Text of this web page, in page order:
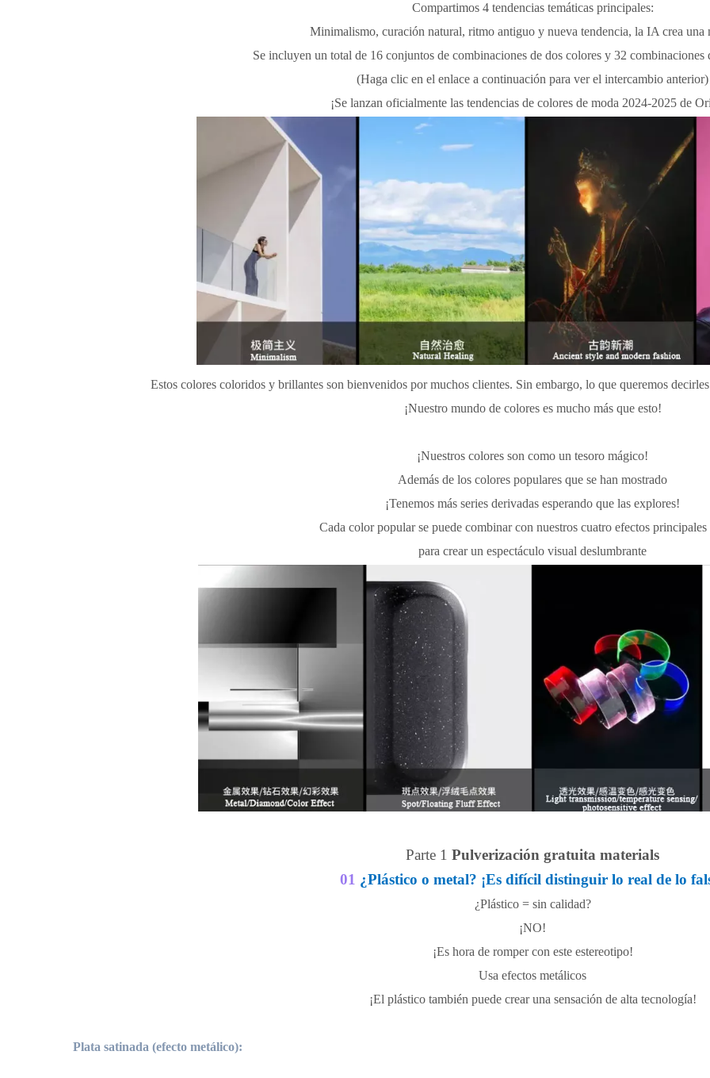
Compartimos 4 tendencias temáticas principales:
Minimalismo, curación natural, ritmo antiguo y nueva tendencia, la IA crea una
Se incluyen un total de 16 conjuntos de combinaciones de dos colores y 32 combinaciones
(Haga clic en el enlace a continuación para ver el intercambio anterior)
¡Se lanzan oficialmente las tendencias de colores de moda 2024-2025 de
Estos colores coloridos y brillantes son bienvenidos por muchos clientes. Sin embargo, lo que queremos
¡Nuestro mundo de colores es mucho más que esto!
¡Nuestros colores son como un tesoro mágico!
Además de los colores populares que se han mostrado
¡Tenemos más series derivadas esperando que las explores!
Cada color popular se puede combinar con nuestros cuatro efectos
para crear un espectáculo visual deslumbrante
Parte 1 Pulverización gratuita materials
01 ¿Plástico o metal? ¡Es difícil distinguir lo real de lo
¿Plástico = sin calidad?
¡NO!
¡Es hora de romper con este estereotipo!
Usa efectos metálicos
¡El plástico también puede crear una sensación de alta tecnología!
Plata satinada (efecto metálico):